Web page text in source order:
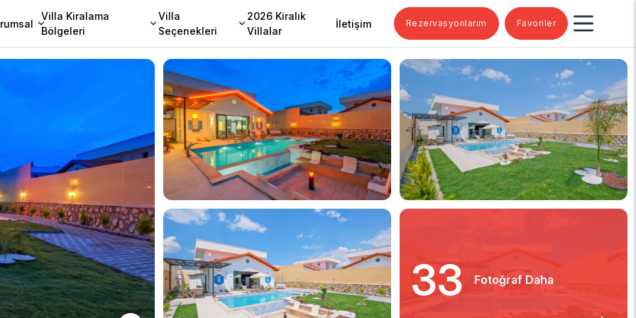
Villa Kiralama
Bölgeleri
Villa
Seçenekleri
2026 Kiralık
Villalar
İletişim Rezervasyonlarım Favoriler
33 Fotoğraf Daha